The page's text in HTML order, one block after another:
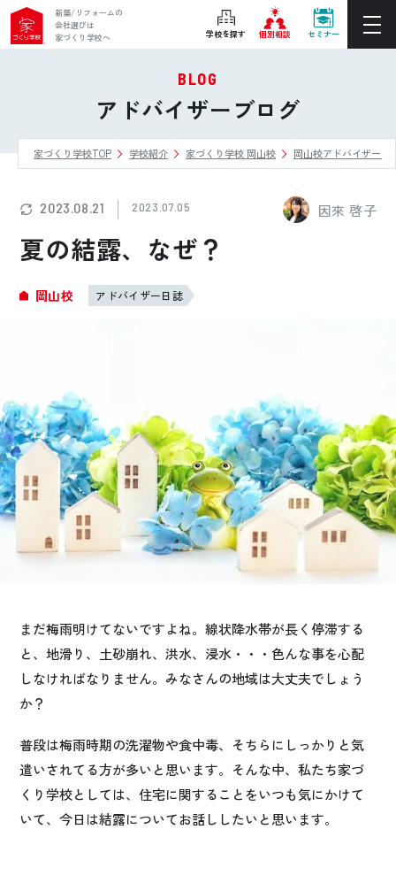
新築/リフォームの
会社選びは
家づくり学校へ
学校を探す 個別相談 セミナー
ぴったりの住宅会社をご提案
個別相談
後悔しない家づくりをレクチャー
セミナーをみる
ご利用は無料！全国20校
お近くの学校を探す
お悩み・相談事例
よくある質問
ご利用者の声・実例
お役立ち情報
YOUTUBE Instagram
プライバシーポリシー
BLOG
アドバイザーブログ
家づくり学校TOP 学校紹介 家づくり学校 岡山校 岡山校アドバイザーブ
2023.08.21 2023.07.05 因來 啓子
夏の結露、なぜ？
岡山校 アドバイザー日誌
まだ梅雨明けてないですよね。線状降水帯が長く停滞する
と、地滑り、土砂崩れ、洪水、浸水・・・色んな事を心配
しなければなりません。みなさんの地域は大丈夫でしょう
か？
普段は梅雨時期の洗濯物や食中毒、そちらにしっかりと気
遣いされてる方が多いと思います。そんな中、私たち家づ
くり学校としては、住宅に関することをいつも気にかけて
いて、今日は結露についてお話ししたいと思います。